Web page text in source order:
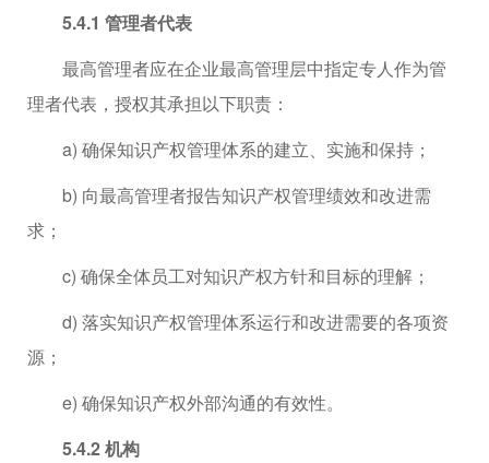
5.4.1 管理者代表
最高管理者应在企业最高管理层中指定专人作为管
理者代表，授权其承担以下职责：
a) 确保知识产权管理体系的建立、实施和保持；
b) 向最高管理者报告知识产权管理绩效和改进需
求；
c) 确保全体员工对知识产权方针和目标的理解；
d) 落实知识产权管理体系运行和改进需要的各项资
源；
e) 确保知识产权外部沟通的有效性。
5.4.2 机构